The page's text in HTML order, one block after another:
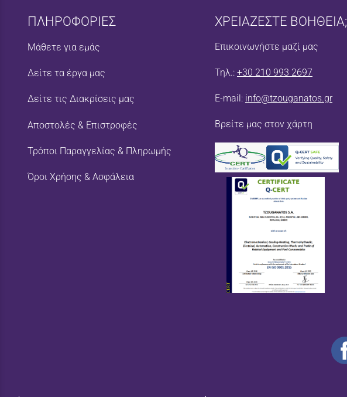
ΠΛΗΡΟΦΟΡΙΕΣ
Μάθετε για εμάς
Δείτε τα έργα μας
Δείτε τις Διακρίσεις μας
Αποστολές & Επιστροφές
Τρόποι Παραγγελίας & Πληρωμής
Όροι Χρήσης & Ασφάλεια
ΧΡΕΙΑΖΕΣΤΕ ΒΟΗΘΕΙΑ;
Επικοινωνήστε μαζί μας
Τηλ.: +30 210 993 2697
E-mail: info@tzouganatos.gr
Βρείτε μας στον χάρτη